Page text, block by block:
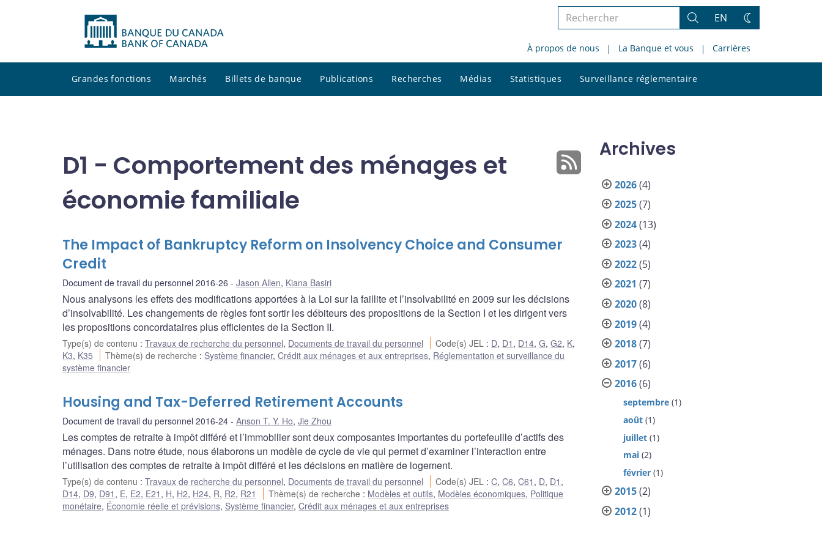
Rechercher
le
site
Rechercher
EN
Changez
thème
À propos de nous La Banque et vous Carrières
Grandes fonctions Marchés Billets de banque Publications Recherches Médias Statistiques Surveillance réglementaire
le
D1 - Comportement des ménages et
économie familiale
The Impact of Bankruptcy Reform on Insolvency Choice and Consumer
Credit
Document de travail du personnel 2016-26 Jason Allen, Kiana Basiri
Nous analysons les effets des modifications apportées à la Loi sur la faillite et l’insolvabilité en 2009 sur les décisions
d’insolvabilité. Les changements de règles font sortir les débiteurs des propositions de la Section I et les dirigent vers
les propositions concordataires plus efficientes de la Section II.
Type(s) de contenu : Travaux de recherche du personnel, Documents de travail du personnel Code(s) JEL : D, D1 , D14,G,G2, K,
K3, K35 Thème(s) de recherche : Système financier,Crédit aux ménages et aux entreprises, Réglementation et surveillance du
système financier
Housing and Tax-Deferred Retirement Accounts
Document de travail du personnel 2016-24 Anson T. Y. Ho, Jie Zhou
Les comptes de retraite à impôt différé et l’immobilier sont deux composantes importantes du portefeuille d’actifs des
ménages. Dans notre étude, nous élaborons un modèle de cycle de vie qui permet d’examiner l’interaction entre
l’utilisation des comptes de retraite à impôt différé et les décisions en matière de logement.
Type(s) de contenu : Travaux de recherche du personnel, Documents de travail du personnel Code(s) JEL :C,C6,C61 , D, D1 ,
D14, D9, D91 , E, E2, E21 , H, H2, H24, R, R2, R21 Thème(s) de recherche : Modèles et outils, Modèles économiques, Politique
monétaire, Économie réelle et prévisions, Système financier, Crédit aux ménages et aux entreprises
Archives
2026(4)
2025(7)
2024(13)
2023(4)
2022(5)
2021 (7)
2020(8)
2019(4)
2018(7)
2017(6)
2016(6)
septembre (1)
août (1)
juillet (1)
mai (2)
février (1)
2015(2)
2012(1)